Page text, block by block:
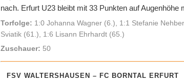
nach. Erfurt U23 bleibt mit 33 Punkten auf Augenhöhe
Torfolge: 1:0 Johanna Wagner (6.), 1:1 Stefanie
Sviatik (61.), 1:6 Lisann Ehrhardt (65.)
Zuschauer: 50
FSV WALTERSHAUSEN – FC BORNTAL